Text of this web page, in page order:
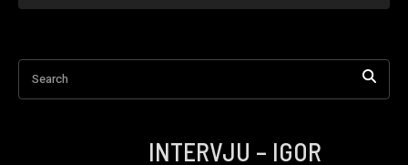
Search
INTERVJU – IGOR